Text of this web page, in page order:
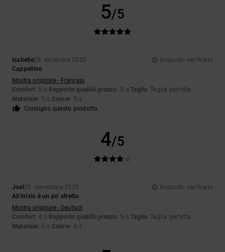
5/5
Isabelle25. dicembre 2025
Acquisto verificato
Cappellino
Mostra originale - Français
Comfort: 5/5 Rapporto qualità-prezzo : 5/5 Taglia: Taglia perfetta
Materiale: 5/5 Colore: 5/5
Consiglio questo prodotto
4/5
Joel 25. novembre 2025
Acquisto verificato
All'inizio è un po' stretto
Mostra originale - Deutsch
Comfort: 4/5 Rapporto qualità-prezzo : 5/5 Taglia: Taglia perfetta
Materiale: 5/5 Colore: 4/5